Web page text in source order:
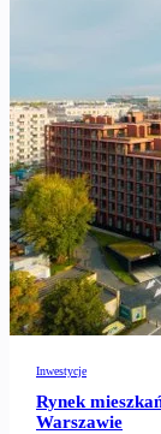
Inwestycje
Rynek
Warszawie